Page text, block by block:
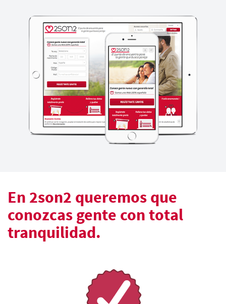
En 2son2 queremos que
conozcas gente con total
tranquilidad.